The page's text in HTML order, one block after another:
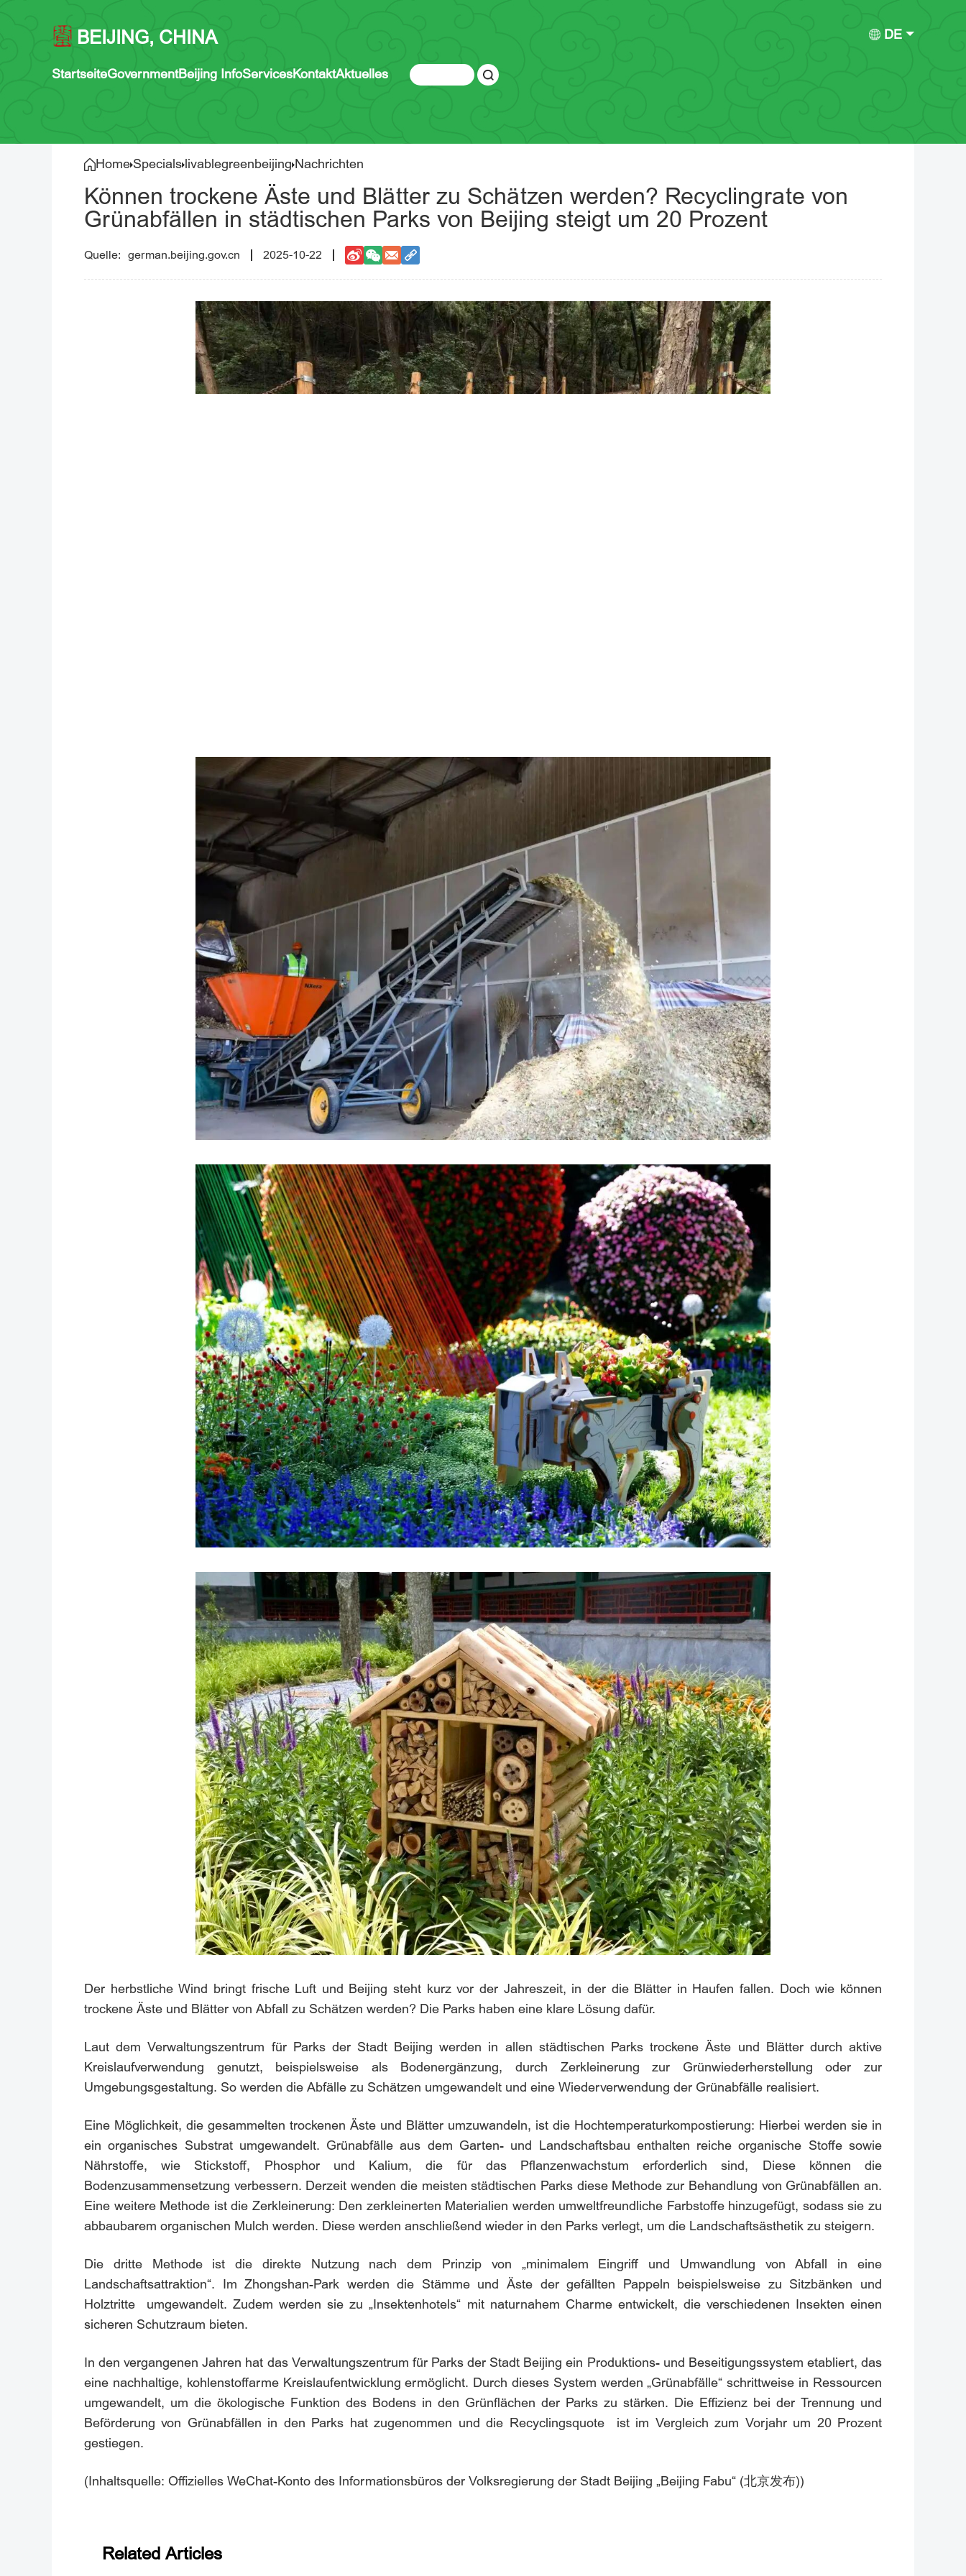
BEIJING, CHINA DE
StartseiteGovernmentBeijing InfoServicesKontaktAktuelles
Home Specials livablegreenbeijing Nachrichten
Können trockene Äste und Blätter zu Schätzen werden? Recyclingrate von
Grünabfällen in städtischen Parks von Beijing steigt um 20 Prozent
german.beijing.gov.cn 2025-10-22
Der herbstliche Wind bringt frische Luft und Beijing steht kurz vor der Jahreszeit, in der die Blätter in Haufen fallen. Doch wie können
trockene Äste und Blätter von Abfall zu Schätzen werden? Die Parks haben eine klare Lösung dafür.
Laut dem Verwaltungszentrum für Parks der Stadt Beijing werden in allen städtischen Parks trockene Äste und Blätter durch aktive
Kreislaufverwendung genutzt, beispielsweise als Bodenergänzung, durch Zerkleinerung zur Grünwiederherstellung oder zur
Umgebungsgestaltung. So werden die Abfälle zu Schätzen umgewandelt und eine Wiederverwendung der Grünabfälle realisiert.
Eine Möglichkeit, die gesammelten trockenen Äste und Blätter umzuwandeln, ist die Hochtemperaturkompostierung: Hierbei werden sie in
ein organisches Substrat umgewandelt. Grünabfälle aus dem Garten- und Landschaftsbau enthalten reiche organische Stoffe sowie
Nährstoffe, wie Stickstoff, Phosphor und Kalium, die für das Pflanzenwachstum erforderlich sind, Diese können die
Bodenzusammensetzung verbessern. Derzeit wenden die meisten städtischen Parks diese Methode zur Behandlung von Grünabfällen an.
Eine weitere Methode ist die Zerkleinerung: Den zerkleinerten Materialien werden umweltfreundliche Farbstoffe hinzugefügt, sodass sie zu
abbaubarem organischen Mulch werden. Diese werden anschließend wieder in den Parks verlegt, um die Landschaftsästhetik zu steigern.
Die dritte Methode ist die direkte Nutzung nach dem Prinzip von „minimalem Eingriff und Umwandlung von Abfall in eine
Landschaftsattraktion“. Im Zhongshan-Park werden die Stämme und Äste der gefällten Pappeln beispielsweise zu Sitzbänken und
Holztritte umgewandelt. Zudem werden sie zu „Insektenhotels“ mit naturnahem Charme entwickelt, die verschiedenen Insekten einen
sicheren Schutzraum bieten.
In den vergangenen Jahren hat das Verwaltungszentrum für Parks der Stadt Beijing ein Produktions- und Beseitigungssystem etabliert, das
eine nachhaltige, kohlenstoffarme Kreislaufentwicklung ermöglicht. Durch dieses System werden „Grünabfälle“ schrittweise in Ressourcen
umgewandelt, um die ökologische Funktion des Bodens in den Grünflächen der Parks zu stärken. Die Effizienz bei der Trennung und
Beförderung von Grünabfällen in den Parks hat zugenommen und die Recyclingsquote ist im Vergleich zum Vorjahr um 20 Prozent
gestiegen.
(Inhaltsquelle: Offizielles WeChat-Konto des Informationsbüros der Volksregierung der Stadt Beijing „Beijing Fabu“ (北京发布))
Related Articles